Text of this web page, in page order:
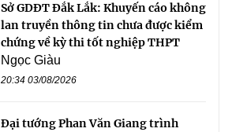
Sở GDĐT Đắk Lắk: Khuyến cáo không
lan truyền thông tin chưa được kiểm
chứng về kỳ thi tốt nghiệp THPT
Ngọc Giàu
20:34 03/08/2026
Đại tướng Phan Văn Giang trình